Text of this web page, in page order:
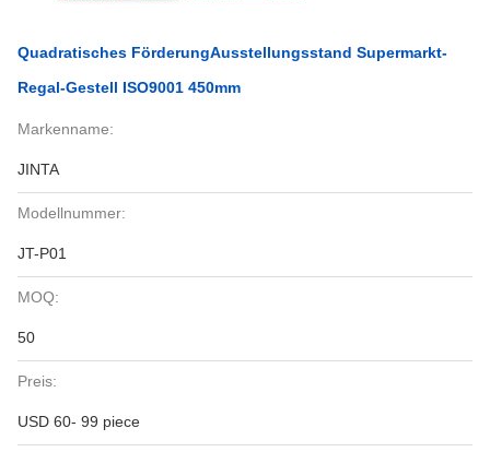
Quadratisches FörderungAusstellungsstand Supermarkt-
Regal-Gestell ISO9001 450mm
Markenname:
JINTA
Modellnummer:
JT-P01
MOQ:
50
Preis:
USD 60- 99 piece